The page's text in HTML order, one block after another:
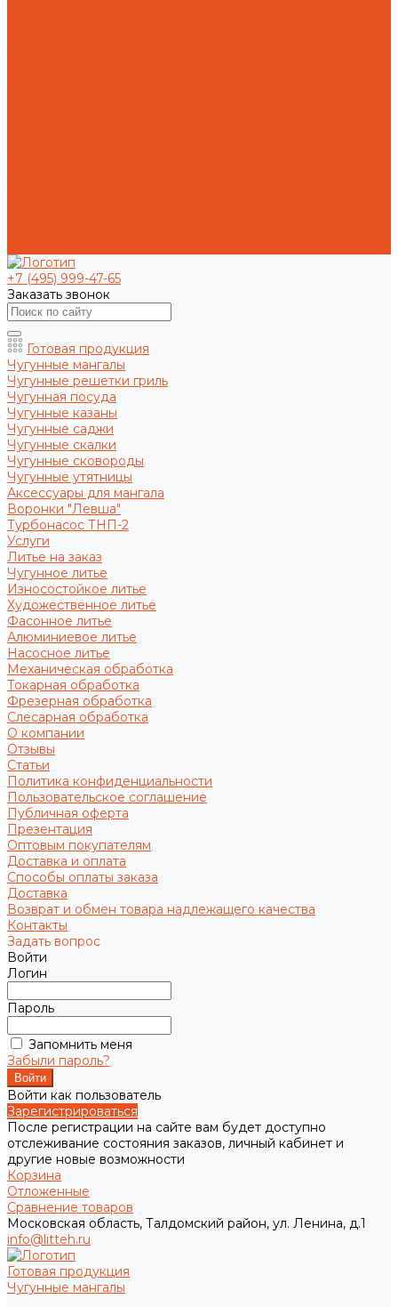
+7 (495) 999-47-65
Заказать звонок
Готовая продукция
Чугунные мангалы
Чугунные решетки гриль
Чугунная посуда
Чугунные казаны
Чугунные саджи
Чугунные скалки
Чугунные сковороды
Чугунные утятницы
Аксессуары для мангала
Воронки "Левша"
Турбонасос ТНП-2
Услуги
Литье на заказ
Чугунное литье
Износостойкое литье
Художественное литье
Фасонное литье
Алюминиевое литье
Насосное литье
Механическая обработка
Токарная обработка
Фрезерная обработка
Слесарная обработка
О компании
Отзывы
Статьи
Политика конфиденциальности
Пользовательское соглашение
Публичная оферта
Презентация
Оптовым покупателям
Доставка и оплата
Способы оплаты заказа
Доставка
Возврат и обмен товара надлежащего качества
Контакты
Задать вопрос
Войти
Логин
Пароль
Запомнить меня
Забыли пароль?
Войти как пользователь
Зарегистрироваться
После регистрации на сайте вам будет доступно
отслеживание состояния заказов, личный кабинет и
другие новые возможности
Корзина
Отложенные
Сравнение товаров
Московская область, Талдомский район, ул. Ленина, д.1
info@litteh.ru
Готовая продукция
Чугунные мангалы